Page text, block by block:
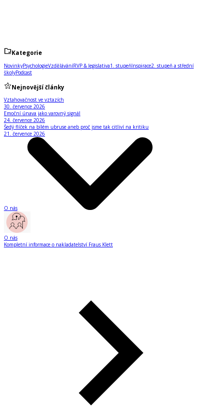
Kategorie
NovinkyPsychologieVzděláváníRVP & legislativa1. stupeňInspirace2. stupeň a střední
školyPodcast
Nejnovější články
Vztahovačnost ve vztazích
30. července 2026
Emoční únava jako varovný signál
24. července 2026
Šedý flíček na bílém ubruse aneb proč jsme tak citliví na kritiku
21. července 2026
O nás
O nás
Kompletní informace o nakladatelství Fraus Klett